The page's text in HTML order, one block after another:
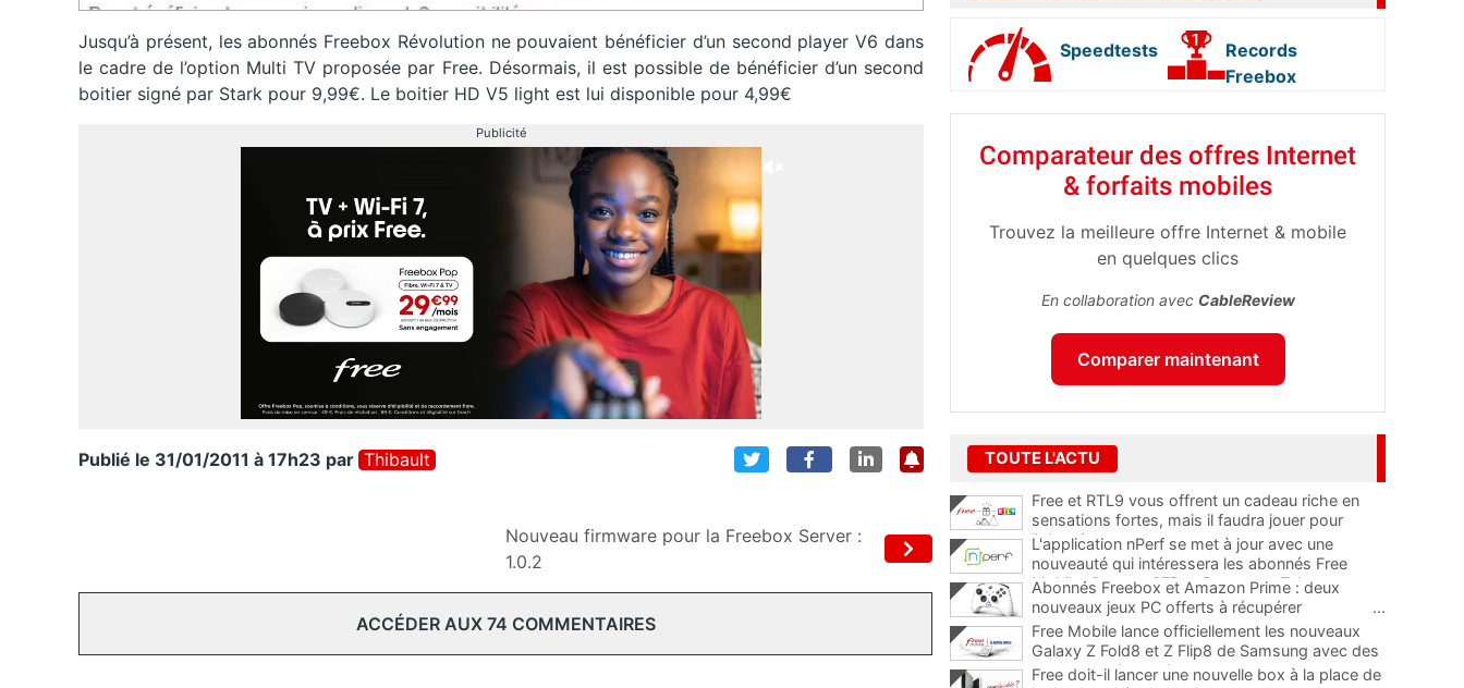
Jusqu’à présent, les abonnés Freebox Révolution ne pouvaient bénéficier d’un second player V6 dans
le cadre de l’option Multi TV proposée par Free. Désormais, il est possible de bénéficier d’un second
boitier signé par Stark pour 9,99€. Le boitier HD V5 light est lui disponible pour 4,99€
Publicité
Publié le 31/01/2011 à 17h23 par Thibault
Nouveau firmware pour la Freebox Server :
1.0.2
ACCÉDER AUX 74 COMMENTAIRES
Speedtests
Records
Freebox
Comparateur des offres Internet
& forfaits mobiles
Trouvez la meilleure offre Internet & mobile
en quelques clics
En collaboration avec CableReview
Comparer maintenant
TOUTE L'ACTU
Free et RTL9 vous offrent un cadeau riche en
sensations fortes, mais il faudra jouer pour
l'obtenir
L'application nPerf se met à jour avec une
nouveauté qui intéressera les abonnés Free
Mobile, Orange, SFR et Bouygues Telecom
Abonnés Freebox et Amazon Prime : deux
nouveaux jeux PC offerts à récupérer
...
Free Mobile lance officiellement les nouveaux
Galaxy Z Fold8 et Z Flip8 de Samsung avec des
promos et des cadeaux
...
Free doit-il lancer une nouvelle box à la place de